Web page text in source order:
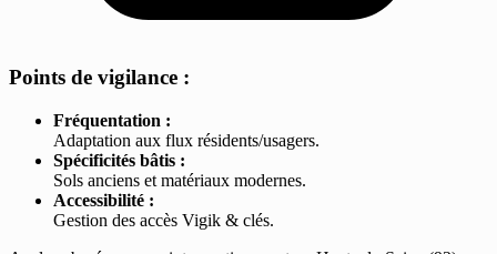
Points de vigilance :
Fréquentation :
Adaptation aux flux résidents/usagers.
Spécificités bâtis :
Sols anciens et matériaux modernes.
Accessibilité :
Gestion des accès Vigik & clés.